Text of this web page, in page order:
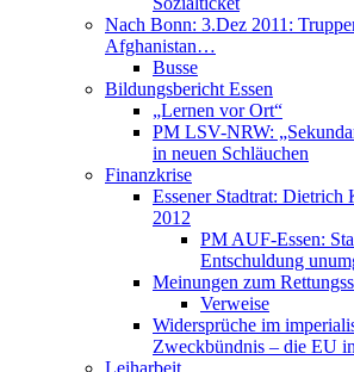
Nach Bonn: 3.Dez 2011:
Afghanistan…
Busse
Bildungsbericht Essen
„Lernen vor Ort“
PM LSV-NRW:
in neuen Schläuchen
Finanzkrise
Essener Stadtrat: Dietrich
2012
PM AUF-Essen:
Entschuldung
Meinungen zum
Verweise
Widersprüche im
Zweckbündnis – die EU
Leiharbeit